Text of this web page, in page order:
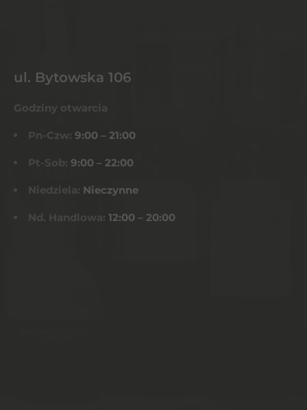
ul. Bytowska 106
Godziny otwarcia
Pn-Czw: 9:00 – 21:00
Pt-Sob: 9:00 – 22:00
Niedziela: Nieczynne
Nd. Handlowa: 12:00 – 20:00